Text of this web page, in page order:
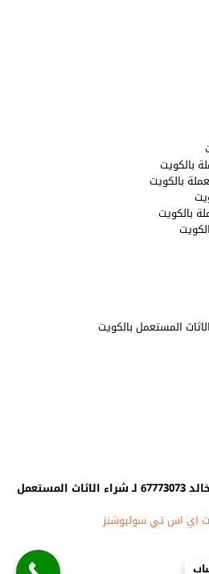
بالكويت
بالكويت
بالكويت
ابو خالد 67773073 لـ شراء الاثاث المستعمل
اي اس تي سوليوشنز